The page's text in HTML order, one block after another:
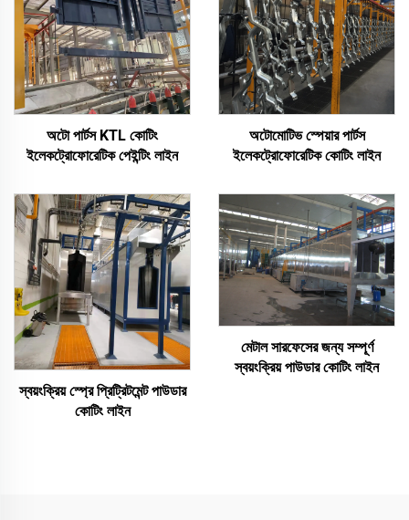
অটো পার্টস KTL কোটিং
ইলেকট্রোফোরেটিক পেইন্টিং লাইন
অটোমোটিভ স্পেয়ার পার্টস
ইলেকট্রোফোরেটিক কোটিং লাইন
স্বয়ংক্রিয় স্প্রে প্রিট্রিটমেন্ট পাউডার
কোটিং লাইন
মেটাল সারফেসের জন্য সম্পূর্ণ
স্বয়ংক্রিয় পাউডার কোটিং লাইন